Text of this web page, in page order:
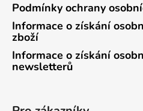
Podmínky ochrany
Informace o získání
zboží
Informace o získání
newsletterů